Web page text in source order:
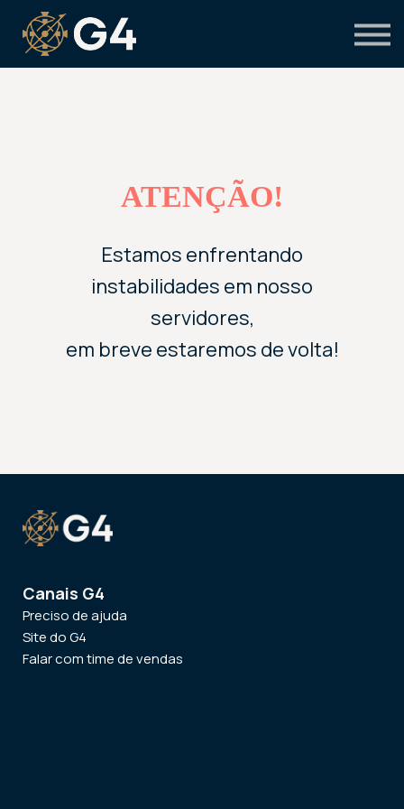
ATENÇÃO!
Estamos enfrentando
instabilidades em nosso
servidores,
em breve estaremos de volta!
Canais G4
Preciso de ajuda
Site do G4
Falar com time de vendas